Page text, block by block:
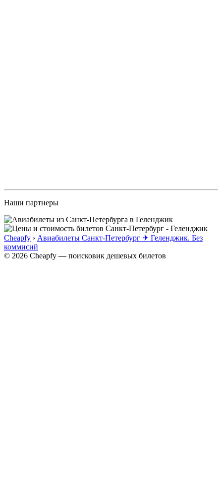
Наши партнеры
Cheapfy › Авиабилеты Санкт-Петербург ✈ Геленджик. Без
коммисий
© 2026 Cheapfy — поисковик дешевых билетов